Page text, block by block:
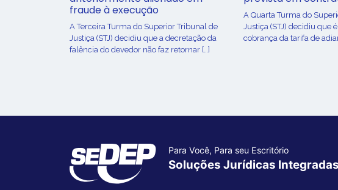
fraude à execução
A Terceira Turma do Superior Tribunal de
Justiça (STJ) decidiu que a decretação da
falência do devedor não faz retornar […]
A Quarta Turma do
Justiça (STJ) decidiu que
cobrança da tarifa de
Para Você, Para seu Escritório
Soluções Jurídicas Integradas